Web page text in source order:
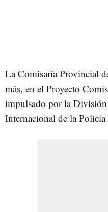
La Comisaría Provincial
más, en el Proyecto
impulsado por la
Internacional de la